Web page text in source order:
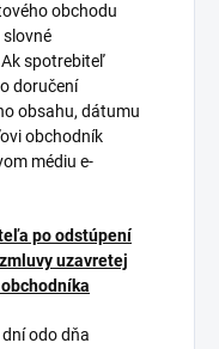
obchodu
spotrebiteľ
doručení
obsahu, dátumu
obchodník
médiu e-
po odstúpení
uzavretej
odo dňa